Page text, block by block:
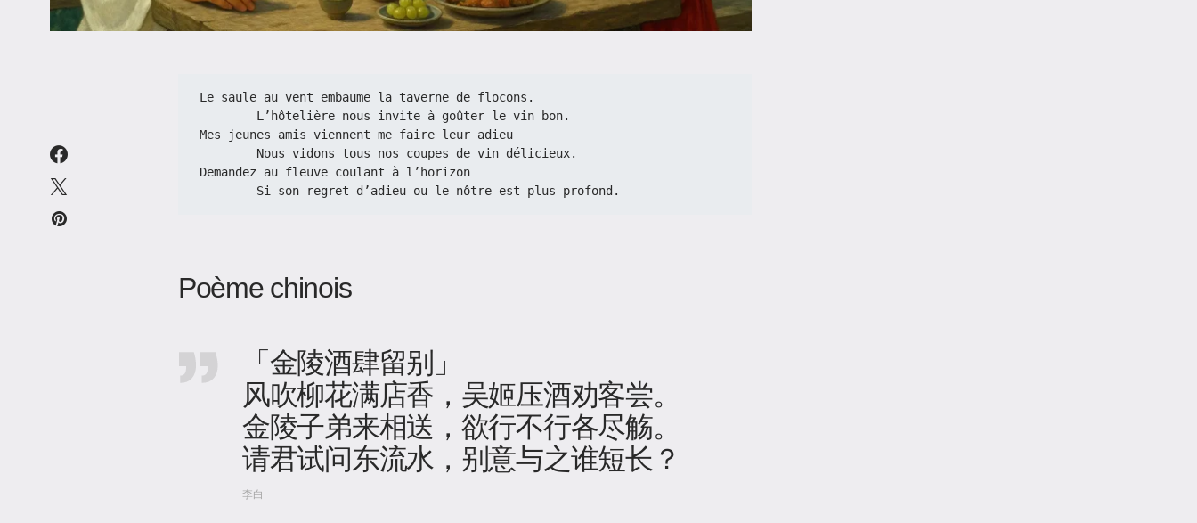
Le saule au vent embaume la taverne de flocons.
        L’hôtelière nous invite à goûter le vin bon.
Mes jeunes amis viennent me faire leur adieu
        Nous vidons tous nos coupes de vin délicieux.
Demandez au fleuve coulant à l’horizon
        Si son regret d’adieu ou le nôtre est plus profond.
Poème chinois
「金陵酒肆留别」
风吹柳花满店香，吴姬压酒劝客尝。
金陵子弟来相送，欲行不行各尽觞。
请君试问东流水，别意与之谁短长？
李白